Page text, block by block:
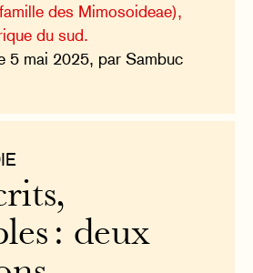
des Mimosoideae),
du sud.
5 mai 2025, par Sambuc
: deux